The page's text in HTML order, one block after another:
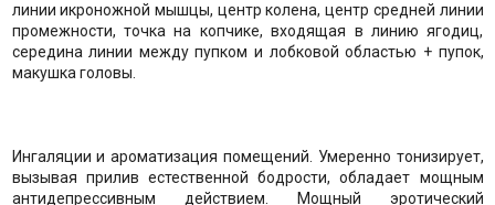
линии икроножной мышцы, центр колена, центр средней линии
промежности, точка на копчике, входящая в линию ягодиц,
середина линии между пупком и лобковой областью + пупок,
макушка головы.
Ингаляции и ароматизация помещений. Умеренно тонизирует,
вызывая прилив естественной бодрости, обладает мощным
антидепрессивным действием. Мощный эротический